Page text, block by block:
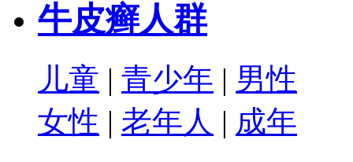
牛皮癣人群
儿童 | 青少年 | 男性
女性 | 老年人 | 成年